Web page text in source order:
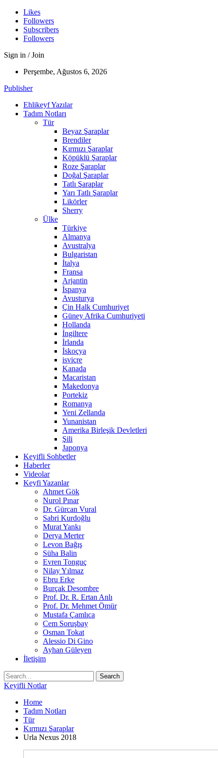
Likes
Followers
Subscribers
Followers
Sign in / Join
Perşembe, Ağustos 6, 2026
Publisher
Ehlikeyf Yazılar
Tadım Notları
Tür
Beyaz Şaraplar
Brendiler
Kırmızı Şaraplar
Köpüklü Şaraplar
Roze Şaraplar
Doğal Şaraplar
Tatlı Şaraplar
Yarı Tatlı Şaraplar
Likörler
Sherry
Ülke
Türkiye
Almanya
Avustralya
Bulgaristan
İtalya
Fransa
Arjantin
İspanya
Avusturya
Çin Halk Cumhuriyet
Güney Afrika Cumhuriyeti
Hollanda
İngiltere
İrlanda
İskoçya
isviçre
Kanada
Macaristan
Makedonya
Portekiz
Romanya
Yeni Zellanda
Yunanistan
Amerika Birleşik Devletleri
Şili
Japonya
Keyifli Sohbetler
Haberler
Videolar
Keyfi Yazanlar
Ahmet Gök
Nurol Pınar
Dr. Gürcan Vural
Sabri Kurdoğlu
Murat Yankı
Derya Merter
Levon Bağış
Süha Balin
Evren Tonguç
Nilay Yılmaz
Ebru Erke
Burçak Desombre
Prof. Dr. R. Ertan Anlı
Prof. Dr. Mehmet Ömür
Mustafa Çamlıca
Cem Soruşbay
Osman Tokat
Alessio Di Gino
Ayhan Güleyen
İletişim
Keyifli Notlar
Home
Tadım Notları
Tür
Kırmızı Şaraplar
Urla Nexus 2018